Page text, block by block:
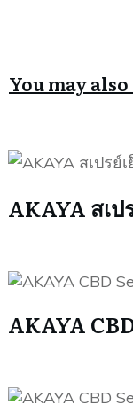
You may
AKAYA สเป
AKAYA